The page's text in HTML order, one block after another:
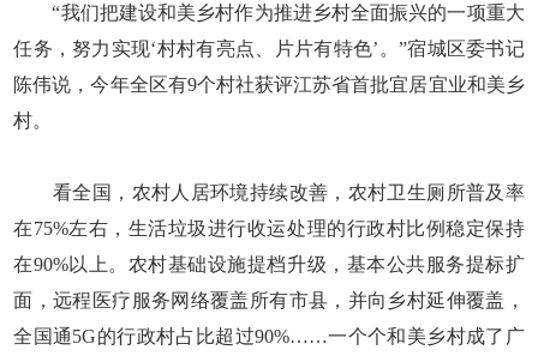
“我们把建设和美乡村作为推进乡村全面振兴的一项重大
任务，努力实现‘村村有亮点、片片有特色’。”宿城区委书记
陈伟说，今年全区有9个村社获评江苏省首批宜居宜业和美乡
村。
看全国，农村人居环境持续改善，农村卫生厕所普及率
在75%左右，生活垃圾进行收运处理的行政村比例稳定保持
在90%以上。农村基础设施提档升级，基本公共服务提标扩
面，远程医疗服务网络覆盖所有市县，并向乡村延伸覆盖，
全国通5G的行政村占比超过90%……一个个和美乡村成了广